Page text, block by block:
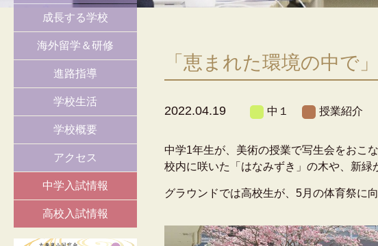
成長する学校
海外留学＆研修
進路指導
学校生活
学校概要
アクセス
中学入試情報
高校入試情報
「恵まれた環境の中で
2022.04.19 中１ 授業紹介
中学1年生が、美術の授業で写生会をおこな
校内に咲いた「はなみずき」の木や、新緑
グラウンドでは高校生が、5月の体育祭に